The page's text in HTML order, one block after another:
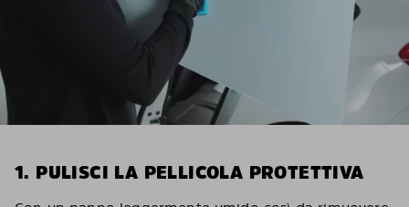
1. PULISCI LA PELLICOLA PROTETTIVA